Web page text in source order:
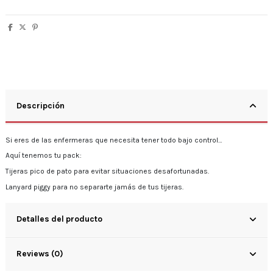
Descripción
Si eres de las enfermeras que necesita tener todo bajo control…
Aquí tenemos tu pack:
Tijeras pico de pato para evitar situaciones desafortunadas.
Lanyard piggy para no separarte jamás de tus tijeras.
Detalles del producto
Reviews (0)